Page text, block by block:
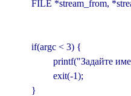
FILE *stream_from,
         if(argc < 3) {
printf("Задайте
                  exit(-1);
         }